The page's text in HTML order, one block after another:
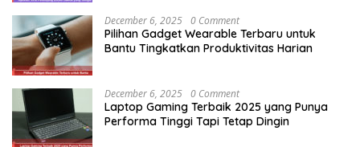
December 6, 2025 0 Comment
Pilihan Gadget Wearable Terbaru untuk
Bantu Tingkatkan Produktivitas Harian
December 6, 2025 0 Comment
Laptop Gaming Terbaik 2025 yang Punya
Performa Tinggi Tapi Tetap Dingin